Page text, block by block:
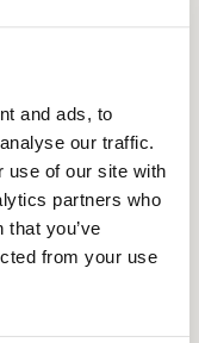
and ads, to
our traffic.
use of our site with
partners who
you’ve
from your use
Pro pour assurer
couches, dont
face externe en
performance
chien.